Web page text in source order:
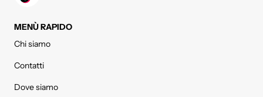
MENÙ RAPIDO
Chi siamo
Contatti
Dove siamo